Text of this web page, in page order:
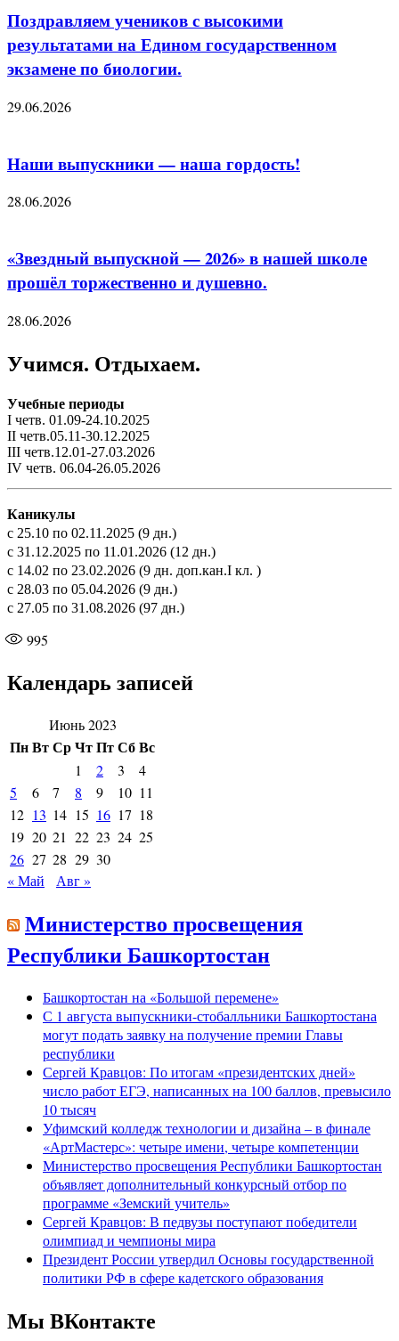
Поздравляем учеников с высокими
результатами на Едином государственном
экзамене по биологии.
29.06.2026
Наши выпускники — наша гордость!
28.06.2026
«Звездный выпускной — 2026» в нашей школе
прошёл торжественно и душевно.
28.06.2026
Учимся. Отдыхаем.
Учебные периоды
I четв. 01.09-24.10.2025
II четв.05.11-30.12.2025
III четв.12.01-27.03.2026
IV четв. 06.04-26.05.2026
Каникулы
с 25.10 по 02.11.2025 (9 дн.)
с 31.12.2025 по 11.01.2026 (12 дн.)
с 14.02 по 23.02.2026 (9 дн. доп.кан.I кл. )
с 28.03 по 05.04.2026 (9 дн.)
с 27.05 по 31.08.2026 (97 дн.)
995
Календарь записей
Июнь 2023
ПнВтСрЧтПтСбВс
1 2 3
4
5
6 7 8 9 10 11
12 13 14 15 16 17 18
19 20 21 22 23 24 25
26 27 28 29 30
« Май
Авг »
Министерство просвещения
Республики Башкортостан
Башкортостан на «Большой перемене»
С 1 августа выпускники-стобалльники Башкортостана
могут подать заявку на получение премии Главы
республики
Сергей Кравцов: По итогам «президентских дней»
число работ ЕГЭ, написанных на 100 баллов, превысило
10 тысяч
Уфимский колледж технологии и дизайна – в финале
«АртМастерс»: четыре имени, четыре компетенции
Министерство просвещения Республики Башкортостан
объявляет дополнительный конкурсный отбор по
программе «Земский учитель»
Сергей Кравцов: В педвузы поступают победители
олимпиад и чемпионы мира
Президент России утвердил Основы государственной
политики РФ в сфере кадетского образования
Мы ВКонтакте